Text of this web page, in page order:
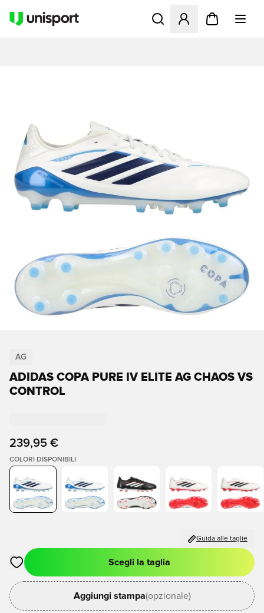
Apre una finestra modale
AG
ADIDAS COPA PURE IV ELITE AG CHAOS VS
CONTROL
239,95 €
COLORI DISPONIBILI
Guida alle taglie
Apre una finestra modale per accedere o registrarsi come
Scegli la taglia
Aggiungi stampa(opzionale)